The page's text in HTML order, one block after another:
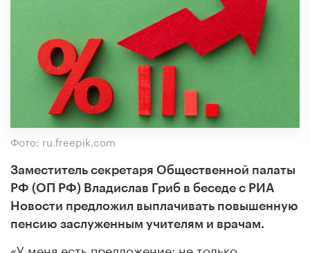
Фото: ru.freepik.com
Заместитель секретаря Общественной палаты
РФ (ОП РФ) Владислав Гриб в беседе с РИА
Новости предложил выплачивать повышенную
пенсию заслуженным учителям и врачам.
«У меня есть предложение: не только